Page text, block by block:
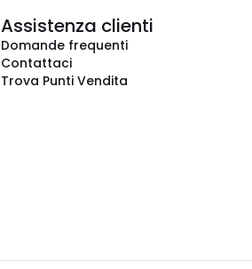
Assistenza clienti
Domande frequenti
Contattaci
Trova Punti Vendita